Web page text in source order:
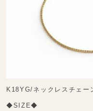
K18YG/ネックレスチェ
◆SIZE◆